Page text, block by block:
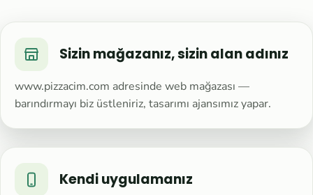
Sizin mağazanız, sizin alan adınız
www.pizzacim.com adresinde web mağazası —
barındırmayı biz üstleniriz, tasarımı ajansımız yapar.
Kendi uygulamanız